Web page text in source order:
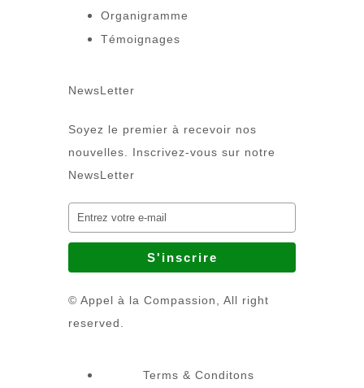
Organigramme
Témoignages
NewsLetter
Soyez le premier à recevoir nos
nouvelles. Inscrivez-vous sur notre
NewsLetter
© Appel à la Compassion, All right
reserved.
Terms & Conditons